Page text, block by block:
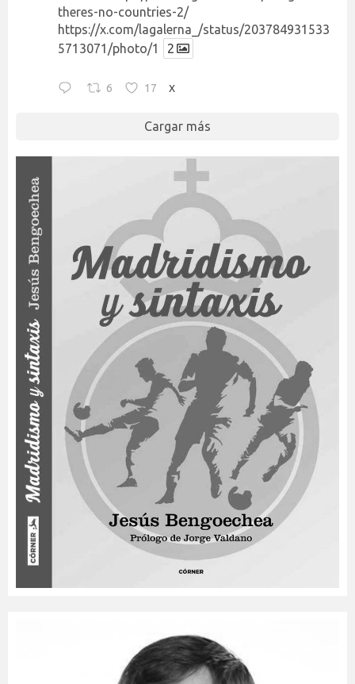
theres-no-countries-2/
https://x.com/lagalerna_/status/203784931533
5713071/photo/1
2
6 17 X
Cargar más